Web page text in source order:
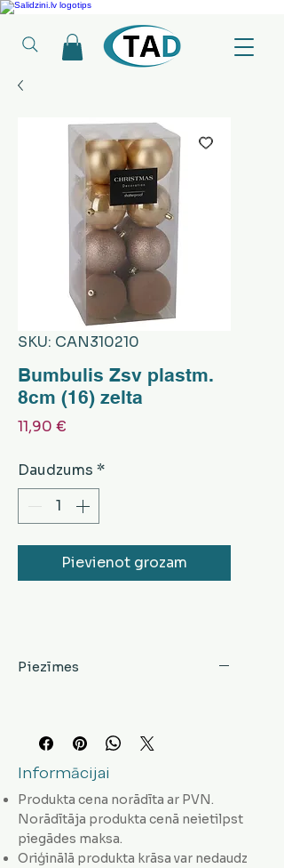
Ledusskapji, Sadzīves tehnika, Smaržas,
SKU: CAN310210
Bumbulis Zsv plastm.
8cm (16) zelta
11,90 €
Daudzums *
Pievienot grozam
Piezīmes
Informācijai
Produkta cena norādīta ar PVN.
Norādītāja produkta cenā neietilpst
piegādes maksa.
Oriģinālā produkta krāsa var nedaudz